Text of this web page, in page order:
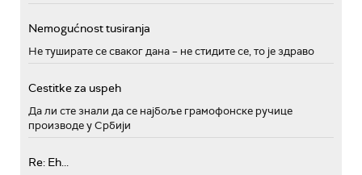
Nemogućnost tusiranja
Не туширате се сваког дана – не стидите се, то је здраво
Cestitke za uspeh
Да ли сте знали да се најбоље грамофонске ручице
производе у Србији
Re: Eh...